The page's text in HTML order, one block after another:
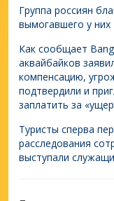
Группа россиян
вымогавшего у них
Как сообщает
аквайбайков
компенсацию,
подтвердили и
заплатить за
Туристы сперва
расследования
выступали